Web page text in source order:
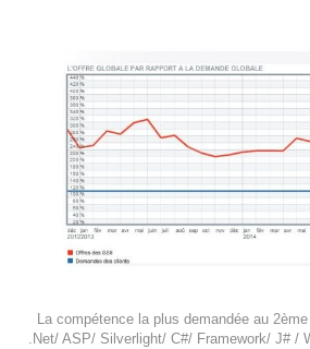
La compétence la plus demandée au
.Net/ ASP/ Silverlight/ C#/ Framework/ J# /